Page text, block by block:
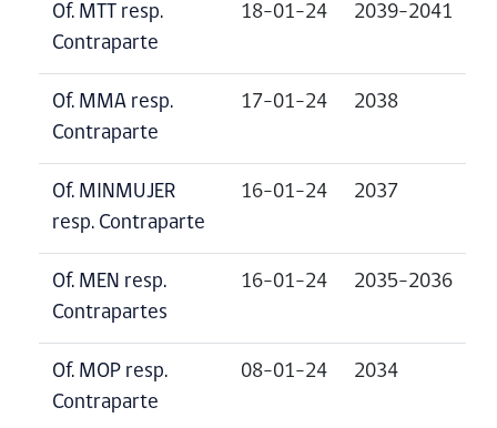
Of. MTT resp.
Contraparte
18-01-24 2039-2041
Of. MMA resp.
Contraparte
17-01-24 2038
Of. MINMUJER
resp. Contraparte
16-01-24 2037
Of. MEN resp.
Contrapartes
16-01-24 2035-2036
Of. MOP resp.
Contraparte
08-01-24 2034